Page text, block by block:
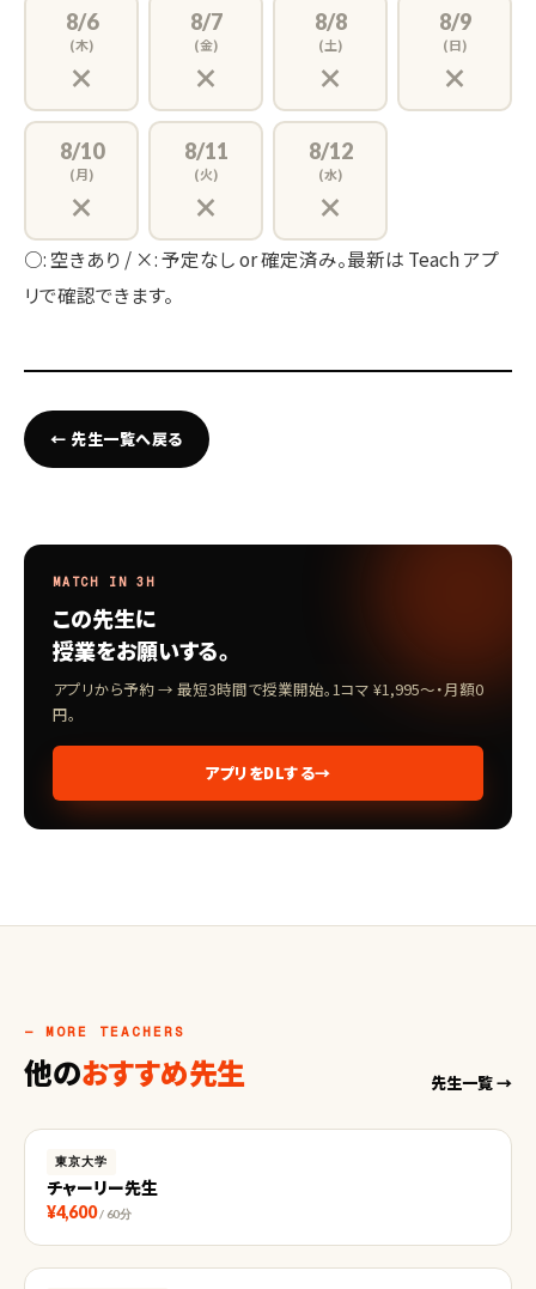
8/6
(木)
×
8/7
(金)
×
8/8
(土)
×
8/9
(日)
×
8/10
(月)
×
8/11
(火)
×
8/12
(水)
×
○: 空きあり / ×: 予定なし or 確定済み。最新は Teach アプ
リで確認できます。
← 先生一覧へ戻る
MATCH IN 3H
この先生に
授業をお願いする。
アプリから予約 → 最短3時間で授業開始。1コマ ¥1,995〜・月額0
円。
アプリをDLする→
— MORE TEACHERS
他のおすすめ先生 先生一覧 →
東京大学
チャーリー先生
¥4,600 / 60分